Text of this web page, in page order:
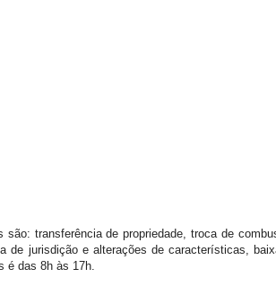
transferência de propriedade, troca de
de jurisdição e alterações de características,
é das 8h às 17h.